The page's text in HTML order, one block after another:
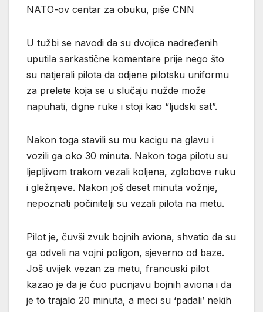
NATO-ov centar za obuku, piše CNN
U tužbi se navodi da su dvojica nadređenih
uputila sarkastične komentare prije nego što
su natjerali pilota da odjene pilotsku uniformu
za prelete koja se u slučaju nužde može
napuhati, digne ruke i stoji kao “ljudski sat”.
Nakon toga stavili su mu kacigu na glavu i
vozili ga oko 30 minuta. Nakon toga pilotu su
ljepljivom trakom vezali koljena, zglobove ruku
i gležnjeve. Nakon još deset minuta vožnje,
nepoznati počinitelji su vezali pilota na metu.
Pilot je, čuvši zvuk bojnih aviona, shvatio da su
ga odveli na vojni poligon, sjeverno od baze.
Još uvijek vezan za metu, francuski pilot
kazao je da je čuo pucnjavu bojnih aviona i da
je to trajalo 20 minuta, a meci su ‘padali’ nekih